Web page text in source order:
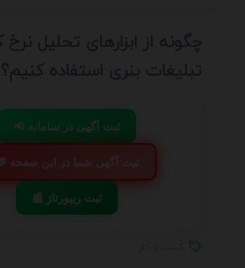
چگونه از ابزارهای تحلیل
تبلیغات بنری استفاده کنیم؟
📢 ثبت آگهی در سامانه
💬 ثبت آگهی شما در این صفحه
📰 ثبت ریپورتاژ